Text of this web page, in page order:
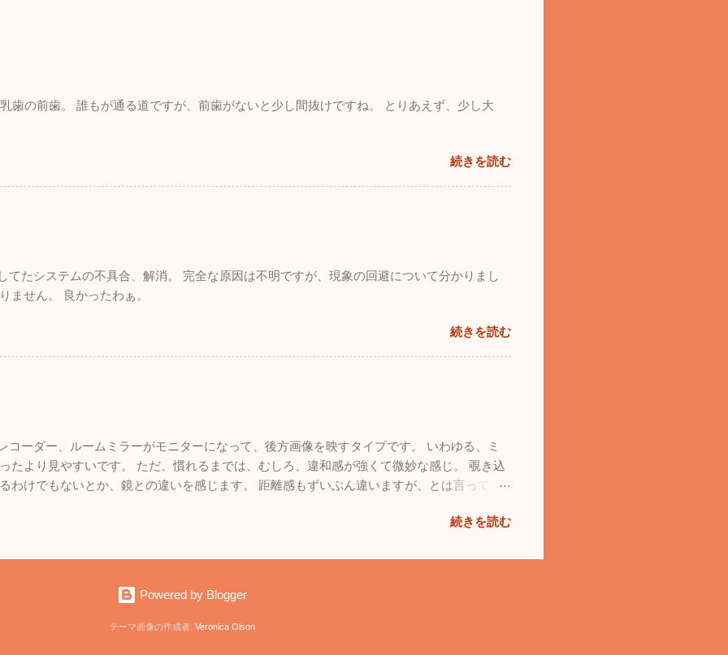
歯の前歯。 誰もが通る道ですが、前歯がないと少し間抜けですね。 とりあえず、少し大
続きを読む
てたシステムの不具合、解消。 完全な原因は不明ですが、現象の回避について分かりまし
ません。 良かったわぁ。
続きを読む
コーダー、ルームミラーがモニターになって、後方画像を映すタイプです。 いわゆる、ミ
たより見やすいです。 ただ、慣れるまでは、むしろ、違和感が強くて微妙な感じ。 覗き込
わけでもないとか、鏡との違いを感じます。 距離感もずいぶん違いますが、とは言って
続きを読む
Powered by Blogger
テーマ画像の作成者: Veronica Olson